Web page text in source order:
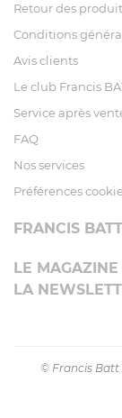
Retour des
Conditions
Avis clients
Le club Francis
Service après
FAQ
Nos services
Préférences
FRANCIS
LE
LA
© Francis Batt